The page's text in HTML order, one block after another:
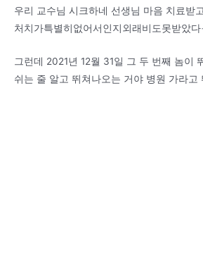
우리 교수님 시크하네 선생님 마음 치료받
처치가특별히없어서인지외래비도못받았다
그런데 2021년 12월 31일 그 두 번째 놈이
쉬는 줄 알고 뛰쳐나오는 거야 병원 가라고